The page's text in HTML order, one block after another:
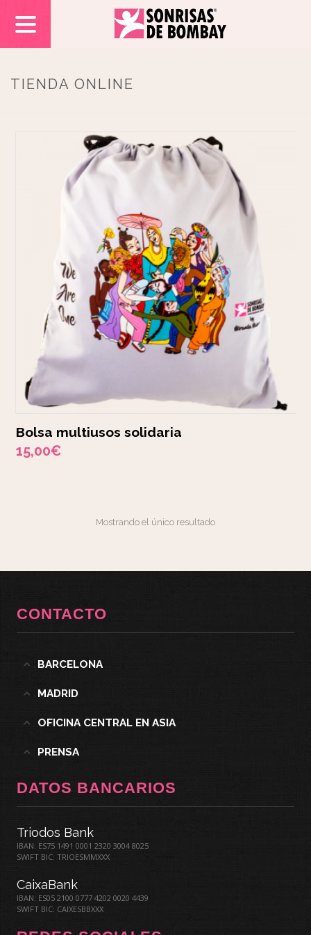
TIENDA ONLINE
Bolsa multiusos solidaria
15,00€
Mostrando el único resultado
CONTACTO
BARCELONA
MADRID
OFICINA CENTRAL EN ASIA
PRENSA
DATOS BANCARIOS
Triodos Bank
IBAN: ES75 1491 0001 2320 3004 8025
SWIFT BIC: TRIOESMMXXX
CaixaBank
IBAN: ES05 2100 0777 4202 0020 4439
SWIFT BIC: CAIXESBBXXX